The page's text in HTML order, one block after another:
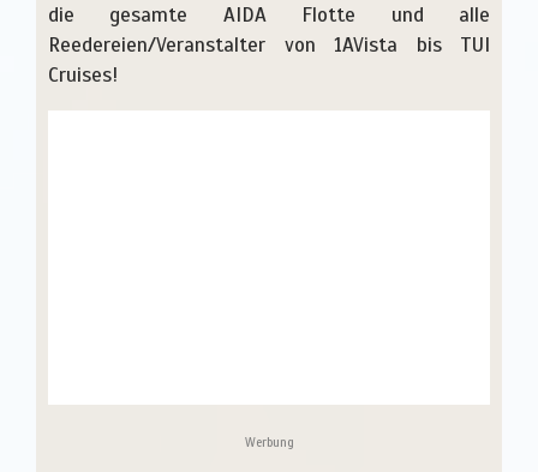
die gesamte AIDA Flotte und alle
Reedereien/Veranstalter von 1AVista bis TUI
Cruises!
Werbung